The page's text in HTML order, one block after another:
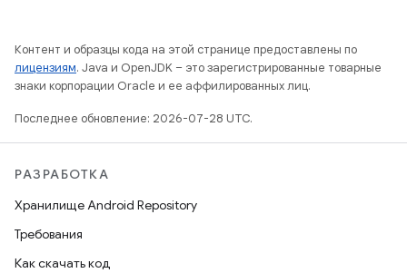
Контент и образцы кода на этой странице предоставлены по
лицензиям. Java и OpenJDK – это зарегистрированные товарные
знаки корпорации Oracle и ее аффилированных лиц.
Последнее обновление: 2026-07-28 UTC.
РАЗРАБОТКА
Хранилище Android Repository
Требования
Как скачать код